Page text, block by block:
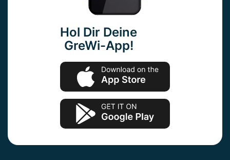
Hol Dir Deine
GreWi-App!